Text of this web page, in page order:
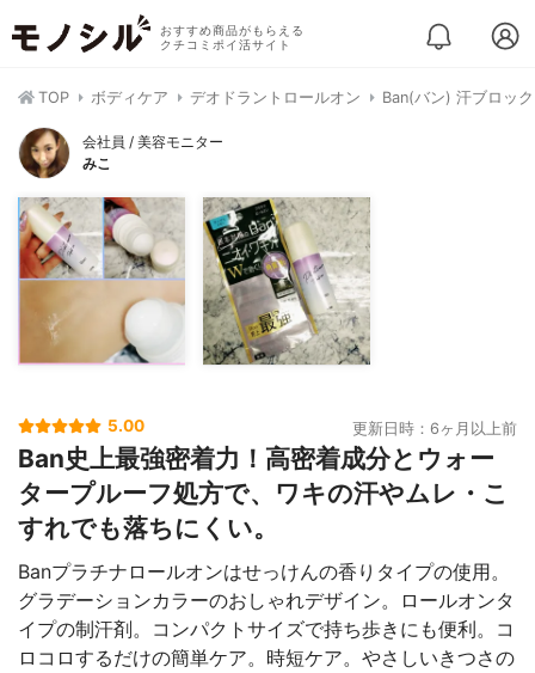
おすすめ商品がもらえる
クチコミポイ活サイト
TOP ボディケア デオドラントロールオン Ban(バン) 汗ブロッ
会社員 / 美容モニター
みこ
5.00 更新日時：6ヶ月以上前
Ban史上最強密着力！高密着成分とウォー
タープルーフ処方で、ワキの汗やムレ・こ
すれでも落ちにくい。
Banプラチナロールオンはせっけんの香りタイプの使用。
グラデーションカラーのおしゃれデザイン。ロールオンタ
イプの制汗剤。コンパクトサイズで持ち歩きにも便利。コ
ロコロするだけの簡単ケア。時短ケア。やさしいきつさの